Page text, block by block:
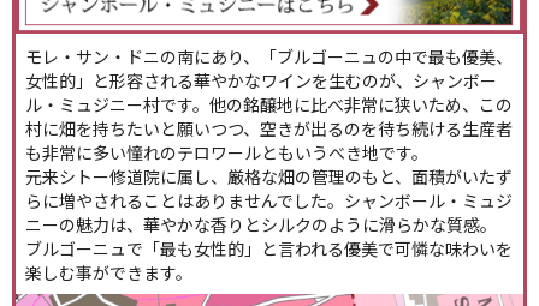
モレ・サン・ドニの南にあり、「ブルゴーニュの中で最も優美、
女性的」と形容される華やかなワインを生むのが、シャンボー
ル・ミュジニー村です。他の銘醸地に比べ非常に狭いため、この
村に畑を持ちたいと願いつつ、空きが出るのを待ち続ける生産者
も非常に多い憧れのテロワールともいうべき地です。
元来シトー修道院に属し、厳格な畑の管理のもと、面積がいたず
らに増やされることはありませんでした。シャンボール・ミュジ
ニーの魅力は、華やかな香りとシルクのように滑らかな質感。
ブルゴーニュで「最も女性的」と言われる優美で可憐な味わいを
楽しむ事ができます。